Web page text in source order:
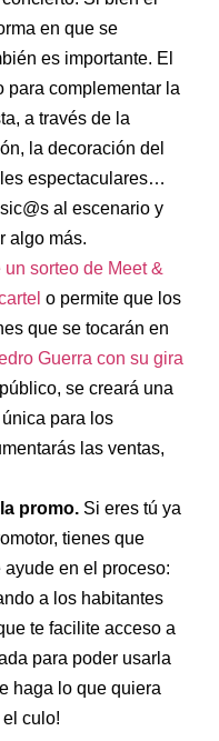
en que se
es importante. El
para complementar la
a través de la
la decoración del
espectaculares…
al escenario y
algo más.
un sorteo de Meet &
o permite que los
que se tocarán en
Guerra con su gira
se creará una
para los
las ventas,
promo. Si eres tú ya
tienes que
en el proceso:
a los habitantes
te facilite acceso a
para poder usarla
haga lo que quiera
culo!